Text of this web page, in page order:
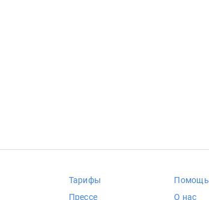
Тарифы
Прессе
Помощь
О нас